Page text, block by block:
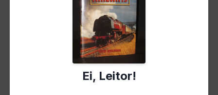
construção de modelos ferroviários históricos.
Jenkinson fornece instruções detalhadas sobre
como escolher os materiais certos, construir
estruturas realistas e adicionar detalhes que
dão vida aos modelos. Ele também aborda
técnicas avançadas de modelagem, como
Ei, Leitor!